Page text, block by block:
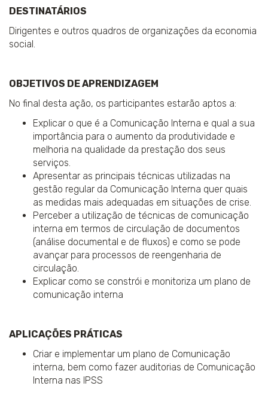
DESTINATÁRIOS
Dirigentes e outros quadros de organizações da economia
social.
OBJETIVOS DE APRENDIZAGEM
No final desta ação, os participantes estarão aptos a:
Explicar o que é a Comunicação Interna e qual a sua
importância para o aumento da produtividade e
melhoria na qualidade da prestação dos seus
serviços.
Apresentar as principais técnicas utilizadas na
gestão regular da Comunicação Interna quer quais
as medidas mais adequadas em situações de crise.
Perceber a utilização de técnicas de comunicação
interna em termos de circulação de documentos
(análise documental e de fluxos) e como se pode
avançar para processos de reengenharia de
circulação.
Explicar como se constrói e monitoriza um plano de
comunicação interna
APLICAÇÕES PRÁTICAS
Criar e implementar um plano de Comunicação
interna, bem como fazer auditorias de Comunicação
Interna nas IPSS